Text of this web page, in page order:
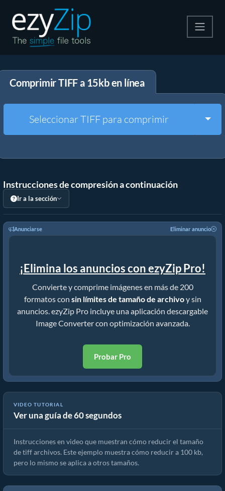
Descomprime
Otras herramientas
Comprimir TIFF a 15kb en línea
Seleccionar TIFF para comprimir
Instrucciones de compresión a continuación
Ir a la sección
Anunciarse Eliminar anuncio
¡Elimina los anuncios con ezyZip Pro!
Convierte y comprime imágenes en más de 200
formatos con sin límites de tamaño de archivoy sin
anuncios. ezyZip Pro incluye una aplicación descargable
Image Converter con optimización avanzada.
Probar Pro
VIDEO TUTORIAL
Ver una guía de 60 segundos
Cómo reducir el tamaño de las imágenes en línea
Instrucciones en video que muestran cómo reducir el tamaño
de tiff archivos. Este ejemplo muestra cómo reducir a 100 kb,
pero lo mismo se aplica a otros tamaños.